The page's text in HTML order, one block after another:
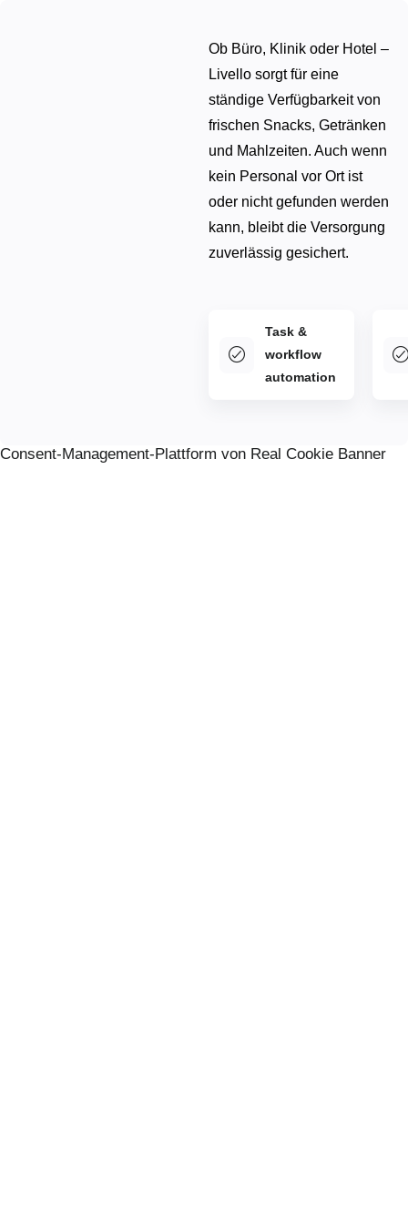
Ob Büro, Klinik oder Hotel –
Livello sorgt für eine
ständige Verfügbarkeit von
frischen Snacks, Getränken
und Mahlzeiten. Auch wenn
kein Personal vor Ort ist
oder nicht gefunden werden
kann, bleibt die Versorgung
zuverlässig gesichert.
Task &
workflow
automation
Consent-Management-Plattform von Real Cookie Banner